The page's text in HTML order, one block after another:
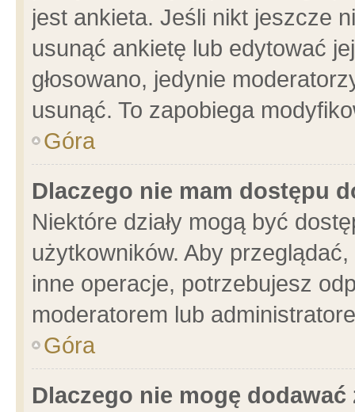
jest ankieta. Jeśli nikt jeszcze
usunąć ankietę lub edytować
głosowano, jedynie
usunąć. To zapobiega
Góra
Dlaczego nie mam dostępu
Niektóre działy mogą być
użytkowników. Aby
inne operacje, potrzebujesz
moderatorem lub
Góra
Dlaczego nie mogę dodawać